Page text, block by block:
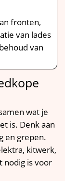
fronten,
van lades
van
wat je
is.​ Denk aan
en grepen.​
kitwerk,
nodig is voor